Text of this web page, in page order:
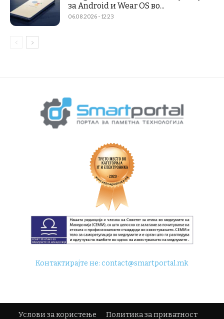
за Android и Wear OS во...
06.08.2026 - 12:23
Контактирајте не:contact@smartportal.mk
Услови за користење Политика за приватност